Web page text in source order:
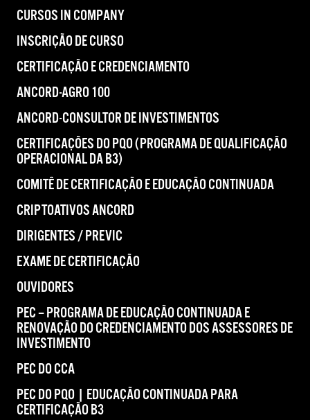
CURSOS IN COMPANY
INSCRIÇÃO DE CURSO
CERTIFICAÇÃO E CREDENCIAMENTO
ANCORD-AGRO 100
ANCORD-CONSULTOR DE INVESTIMENTOS
CERTIFICAÇÕES DO PQO (PROGRAMA DE QUALIFICAÇÃO
OPERACIONAL DA B3)
COMITÊ DE CERTIFICAÇÃO E EDUCAÇÃO CONTINUADA
CRIPTOATIVOS ANCORD
DIRIGENTES / PREVIC
EXAME DE CERTIFICAÇÃO
OUVIDORES
PEC – PROGRAMA DE EDUCAÇÃO CONTINUADA E
RENOVAÇÃO DO CREDENCIAMENTO DOS ASSESSORES DE
INVESTIMENTO
PEC DO CCA
PEC DO PQO | EDUCAÇÃO CONTINUADA PARA
CERTIFICAÇÃO B3